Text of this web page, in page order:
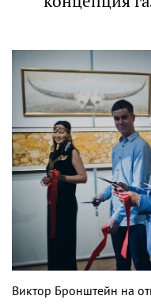
Виктор Бронштейн на